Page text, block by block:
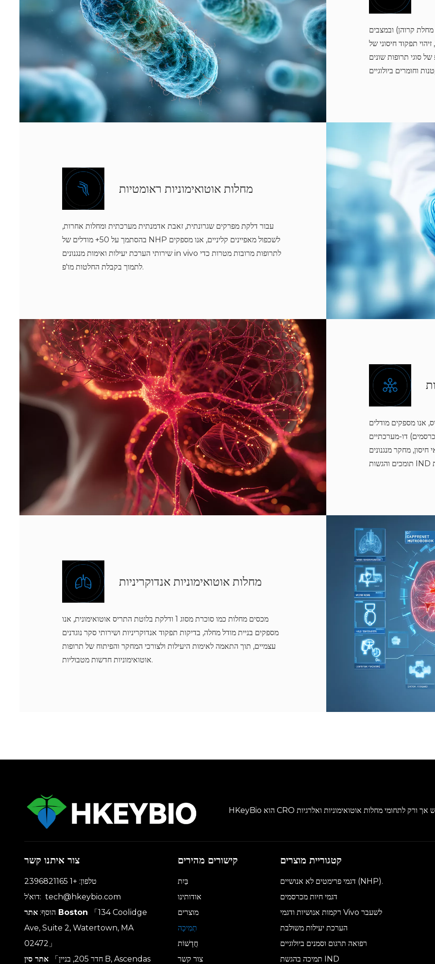
קרוהן) ובמצבים
תפקוד חיסוני של
סוגי תרופות שונים
מחלות אוטואימוניות ראומטיות
עבור דלקת מפרקים שגרונתית, זאבת אדמנתית מערכתית ומחלות אחרות,
בהסתמך על 50+ מודלים של NHP לשכפול מאפיינים קליניים, אנו מספקים
שירותי הערכת יעילות ואימות מנגנונים in vivo לתרופות מרובות מטרות כדי
לתמוך בקבלת החלטות מו'פ.
אנו מספקים מודלים
דו-מערכתיים (מכרסמים + NHP) עם שירותים תומכים הכוללים ניתוח
חיסון, מחקר מנגנונים
מחלות אוטואימוניות אנדוקריניות
מכסים מחלות כמו סוכרת מסוג 1 ודלקת בלוטת התריס אוטואימונית, אנו
מספקים בניית מודל מחלה, בדיקות תפקוד אנדוקריניות ושירותי סקר נוגדנים
עצמיים, תוך התאמה לאימות היעילות ולצורכי המחקר והפיתוח של תרופות
אוטואימוניות חדשות מטבוליות.
צור איתנו קשר
טלפון: +1 2396821165
דוא'ל: tech@hkeybio.com
הוסף: אתר Boston
「134 Coolidge
Ave, Suite 2, Watertown, MA
02472」
「חדר 205, בניין B, Ascendas
קישורים מהירים
בַּיִת
אודותינו
מוצרים
תְמִיכָה
חֲדָשׁוֹת
צור קשר
קטגוריית מוצרים
דגמי פרימטים לא אנושיים (NHP).
דגמי חיות מכרסמים
רקמות אנושיות ודגמי Vivo לשעבר
הערכת יעילות משולבת
רפואה תרגום וסמנים ביולוגיים
תמיכה בהגשת IND